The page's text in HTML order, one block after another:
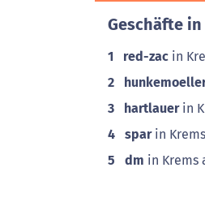
Geschäfte
1 red-zac in
2
3
hartlauerin
4
sparin
5
dm in Krems